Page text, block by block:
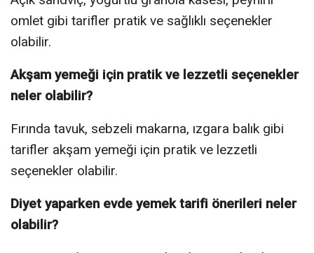
omlet gibi tarifler pratik ve sağlıklı seçenekler
olabilir.
Akşam yemeği için pratik ve lezzetli seçenekler
neler olabilir?
Fırında tavuk, sebzeli makarna, ızgara balık gibi
tarifler akşam yemeği için pratik ve lezzetli
seçenekler olabilir.
Diyet yaparken evde yemek tarifi önerileri neler
olabilir?